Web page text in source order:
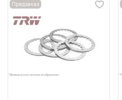
Предзаказ